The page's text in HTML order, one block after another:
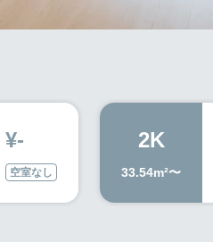
¥-
空室なし
2K
33.54m²〜